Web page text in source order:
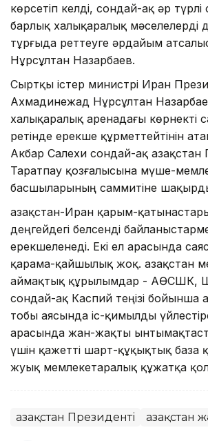
көрсетіп келді, сондай-ақ әр түрлі
барлық халықаралық мәселелерді
тұрғыда реттеуге әрдайым
Нұрсұлтан Назарбаев.
Сыртқы істер министрі Иран
Ахмадинежад Нұрсұлтан
халықаралық аренадағы көрнекті
ретінде ерекше құрметтейтінін
Акбар Салехи сондай-ақ Қазақстан
Таратпау қозғалысына мүше-
басшыларының саммитіне
Қазақстан-Иран қарым-
деңгейдегі белсенді
ерекшеленеді. Екі ел арасында
қарама-қайшылық жоқ. Қазақстан
аймақтық құрылымдар ­- АӨСШК,
сондай-ақ Каспий теңізі
тобы аясында іс-қимылды
арасында жан-жақты
үшін қажетті шарт-құқықтық база
жуық мемлекетаралық құжатқа
Қазақстан Президенті Қазақстан